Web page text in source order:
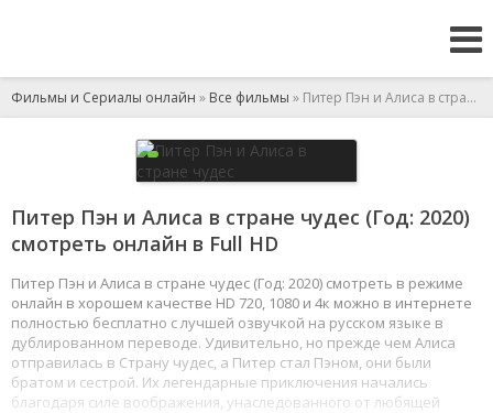
Фильмы и Сериалы онлайн » Все фильмы » Питер Пэн и Алиса в стране чудес
Питер Пэн и Алиса в стране чудес (Год: 2020)
смотреть онлайн в Full HD
Питер Пэн и Алиса в стране чудес (Год: 2020) смотреть в режиме
онлайн в хорошем качестве HD 720, 1080 и 4к можно в интернете
полностью бесплатно с лучшей озвучкой на русском языке в
дублированном переводе. Удивительно, но прежде чем Алиса
отправилась в Страну чудес, а Питер стал Пэном, они были
братом и сестрой. Их легендарные приключения начались
благодаря силе воображения, унаследованного от любящей